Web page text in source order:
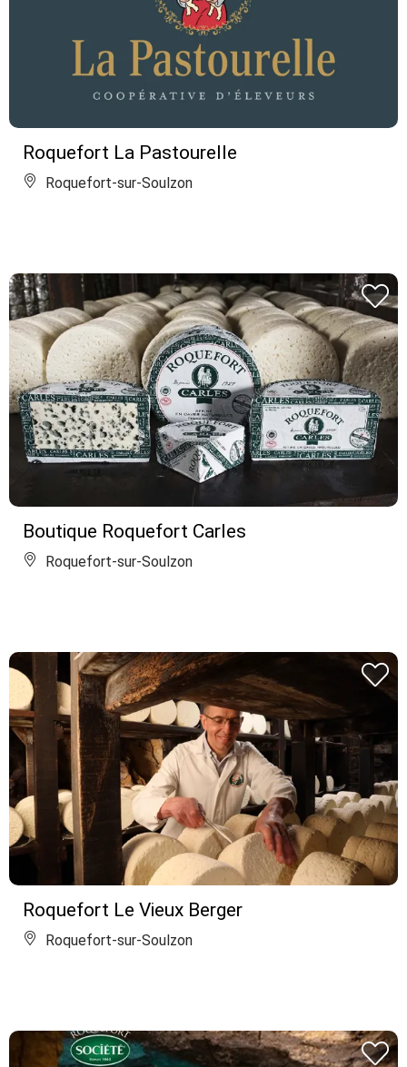
Roquefort La Pastourelle
Roquefort-sur-Soulzon
Boutique Roquefort Carles
Roquefort-sur-Soulzon
Roquefort Le Vieux Berger
Roquefort-sur-Soulzon